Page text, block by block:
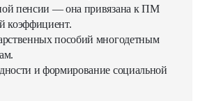
пенсии — она привязана к ПМ
коэффициент.
пособий многодетным
и формирование социальной